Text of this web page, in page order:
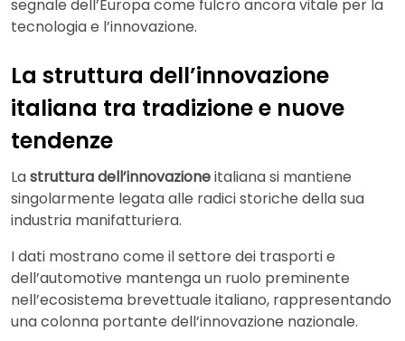
segnale dell’Europa come fulcro ancora vitale per la
tecnologia e l’innovazione.
La struttura dell’innovazione
italiana tra tradizione e nuove
tendenze
Lastruttura dell’innovazioneitaliana si mantiene
singolarmente legata alle radici storiche della sua
industria manifatturiera.
I dati mostrano come il settore dei trasporti e
dell’automotive mantenga un ruolo preminente
nell’ecosistema brevettuale italiano, rappresentando
una colonna portante dell’innovazione nazionale.